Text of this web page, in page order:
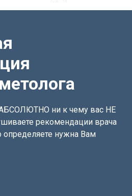
ни к чему вас НЕ
рекомендации врача
определяете нужна Вам